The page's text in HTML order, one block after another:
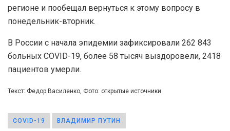
регионе и пообещал вернуться к этому вопросу в
понедельник-вторник.
В России с начала эпидемии зафиксировали 262 843
больных COVID-19, более 58 тысяч выздоровели, 2418
пациентов умерли.
Текст: Федор Василенко, Фото: открытые источники
COVID-19 ВЛАДИМИР ПУТИН